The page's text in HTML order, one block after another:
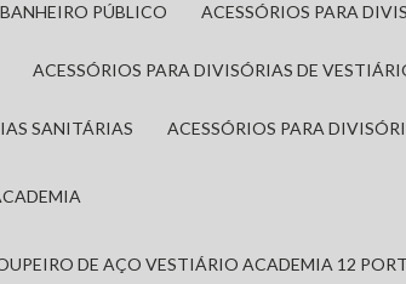
PÚBLICO ACESSÓRIOS PARA
ACESSÓRIOS PARA DIVISÓRIAS DE
SANITÁRIAS ACESSÓRIOS PARA
DE AÇO VESTIÁRIO ACADEMIA 12